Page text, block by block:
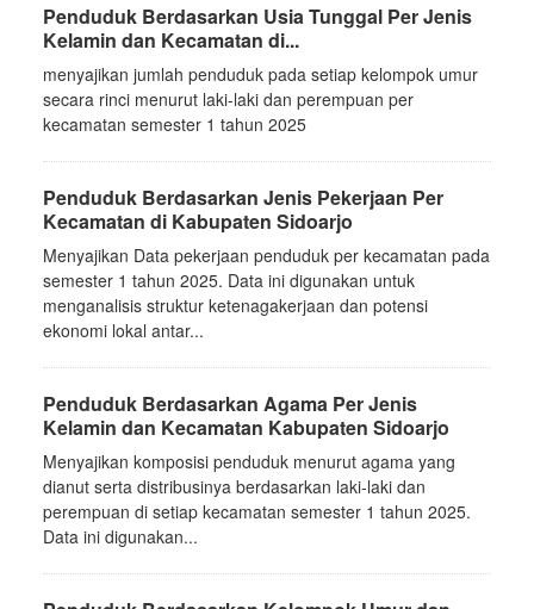
Penduduk Berdasarkan Usia Tunggal Per Jenis
Kelamin dan Kecamatan di...
menyajikan jumlah penduduk pada setiap kelompok umur
secara rinci menurut laki-laki dan perempuan per
kecamatan semester 1 tahun 2025
Penduduk Berdasarkan Jenis Pekerjaan Per
Kecamatan di Kabupaten Sidoarjo
Menyajikan Data pekerjaan penduduk per kecamatan pada
semester 1 tahun 2025. Data ini digunakan untuk
menganalisis struktur ketenagakerjaan dan potensi
ekonomi lokal antar...
Penduduk Berdasarkan Agama Per Jenis
Kelamin dan Kecamatan Kabupaten Sidoarjo
Menyajikan komposisi penduduk menurut agama yang
dianut serta distribusinya berdasarkan laki-laki dan
perempuan di setiap kecamatan semester 1 tahun 2025.
Data ini digunakan...